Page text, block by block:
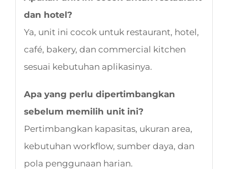
dan hotel?
Ya, unit ini cocok untuk restaurant, hotel,
café, bakery, dan commercial kitchen
sesuai kebutuhan aplikasinya.
Apa yang perlu dipertimbangkan
sebelum memilih unit ini?
Pertimbangkan kapasitas, ukuran area,
kebutuhan workflow, sumber daya, dan
pola penggunaan harian.